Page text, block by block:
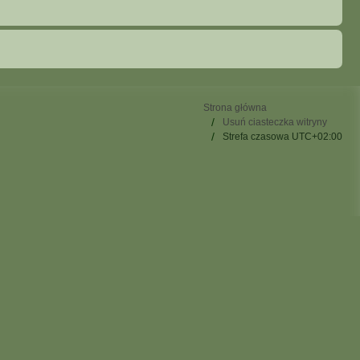
Strona główna
Usuń ciasteczka witryny
Strefa czasowa UTC+02:00